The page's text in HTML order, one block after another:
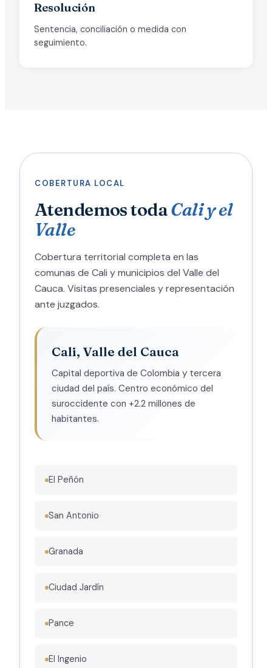
Resolución
Sentencia, conciliación o medida con
seguimiento.
COBERTURA LOCAL
Atendemos todaCali y el
Valle
Cobertura territorial completa en las
comunas de Cali y municipios del Valle del
Cauca. Visitas presenciales y representación
ante juzgados.
Cali, Valle del Cauca
Capital deportiva de Colombia y tercera
ciudad del país. Centro económico del
suroccidente con +2.2 millones de
habitantes.
El Peñón
San Antonio
Granada
Ciudad Jardín
Pance
El Ingenio